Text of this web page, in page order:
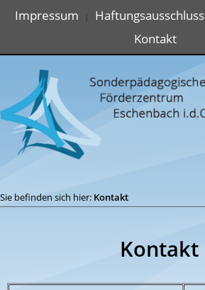
Impressum | Haftungsausschluss
Kontakt
Sie befinden sich hier: Kontakt
Kontakt